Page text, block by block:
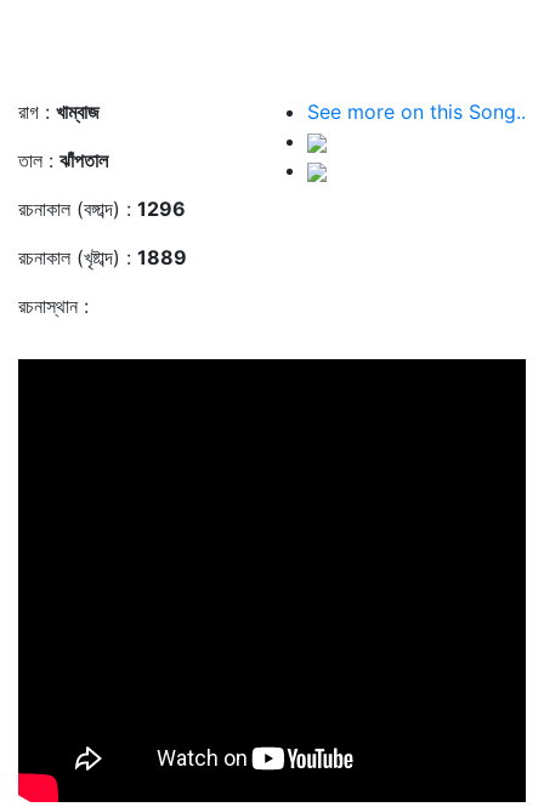
রাগ : খাম্বাজ
তাল : ঝাঁপতাল
রচনাকাল (বঙ্গাব্দ) : 1296
রচনাকাল (খৃষ্টাব্দ) : 1889
রচনাস্থান :
See more on this Song..